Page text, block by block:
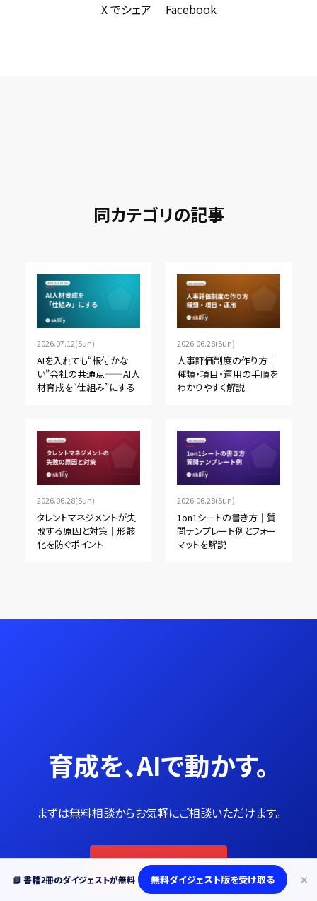
X でシェア Facebook
同カテゴリの記事
2026.07.12(Sun)
AIを入れても“根付かな
い”会社の共通点——AI人
材育成を“仕組み”にする
2026.06.28(Sun)
人事評価制度の作り方｜
種類・項目・運用の手順を
わかりやすく解説
2026.06.28(Sun)
タレントマネジメントが失
敗する原因と対策｜形骸
化を防ぐポイント
2026.06.28(Sun)
1on1シートの書き方｜質
問テンプレート例とフォー
マットを解説
育成を、AIで動かす。
まずは無料相談からお気軽にご相談いただけます。
お問い合わせ →
📘 書籍2冊のダイジェストが無料 無料ダイジェスト版を受け取る ×